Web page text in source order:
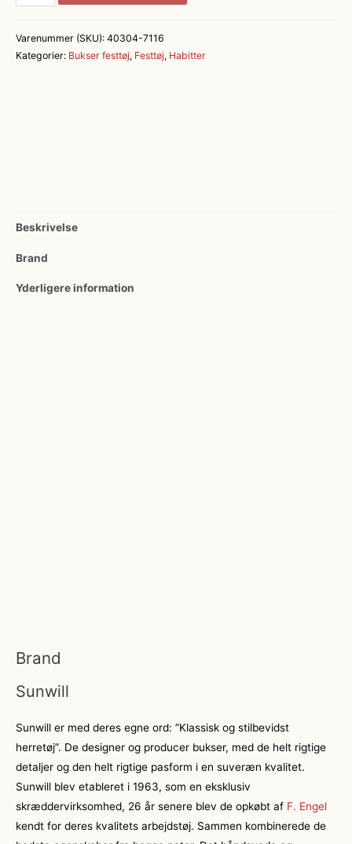
i
Fit
Varenummer (SKU): 40304-7116
Kategorier: Bukser festtøj, Festtøj, Habitter
Beskrivelse
Brand
Yderligere information
Brand
Sunwill
Sunwill er med deres egne ord: ”Klassisk og stilbevidst
herretøj”. De designer og producer bukser, med de helt rigtige
detaljer og den helt rigtige pasform i en suveræn kvalitet.
Sunwill blev etableret i 1963, som en eksklusiv
skræddervirksomhed, 26 år senere blev de opkøbt af F. Engel
kendt for deres kvalitets arbejdstøj. Sammen kombinerede de